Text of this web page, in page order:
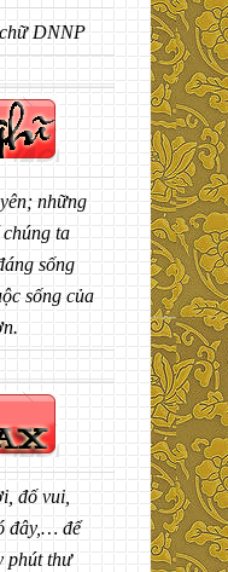
DNNP
những
ta
sống
sống của
đố vui,
đây,… để
phút thư